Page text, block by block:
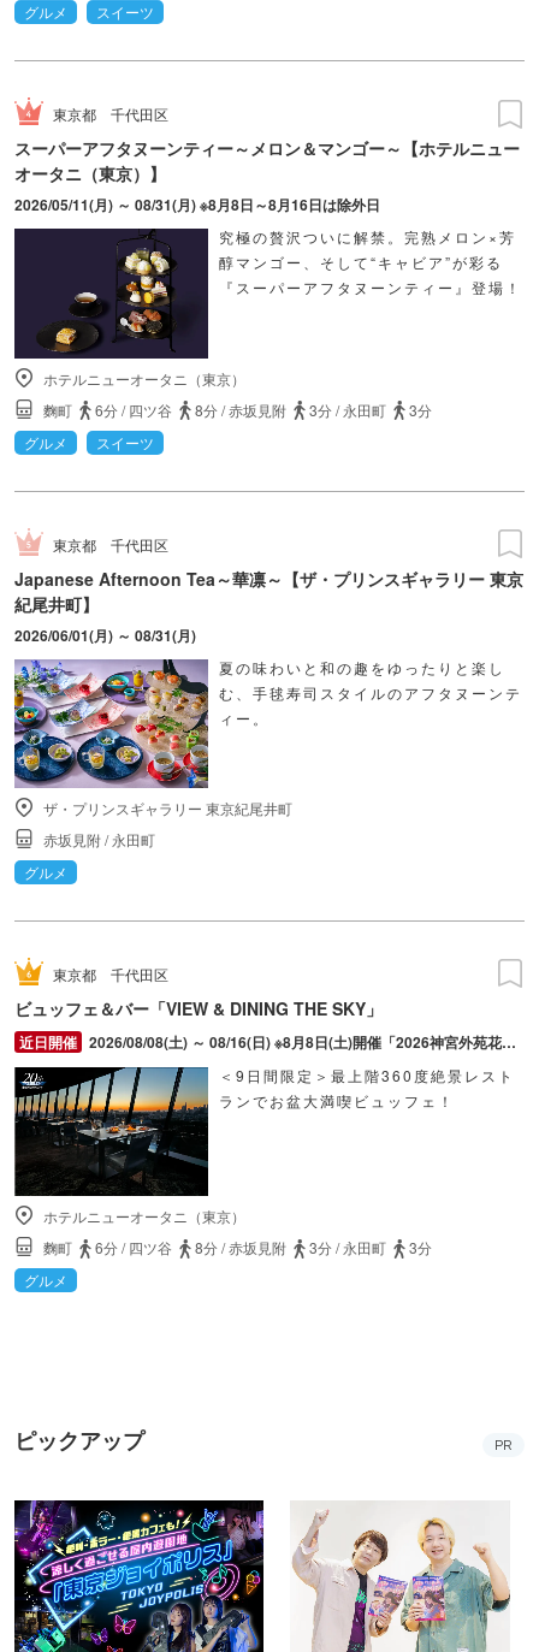
グルメ
スイーツ
東京都 千代田区
スーパーアフタヌーンティー～メロン＆マンゴー～【ホテルニュー
オータニ（東京）】
2026/05/11(月) ～ 08/31(月) ※8月8日～8月16日は除外日
究極の贅沢ついに解禁。完熟メロン×芳
醇マンゴー、そして“キャビア”が彩る
『スーパーアフタヌーンティー』登場！
ホテルニューオータニ（東京）
麴町
6分/四ツ谷 8分/赤坂見附 3分/永田町
3分
グルメ
スイーツ
東京都 千代田区
Japanese Afternoon Tea～華凛～【ザ・プリンスギャラリー 東京
紀尾井町】
2026/06/01(月) ～ 08/31(月)
夏の味わいと和の趣をゆったりと楽し
む、手毬寿司スタイルのアフタヌーンテ
ィー。
ザ・プリンスギャラリー 東京紀尾井町
赤坂見附/永田町
グルメ
東京都 千代田区
ビュッフェ＆バー「VIEW & DINING THE SKY」
2026/08/08(土) ～ 08/16(日) ※8月8日(土)開催「2026神宮外苑花火大会」花火スーパーシートは特別料金にて
＜9日間限定＞最上階360度絶景レスト
ランでお盆大満喫ビュッフェ！
ホテルニューオータニ（東京）
麴町
6分/四ツ谷 8分/赤坂見附 3分/永田町
3分
グルメ
ピックアップ PR